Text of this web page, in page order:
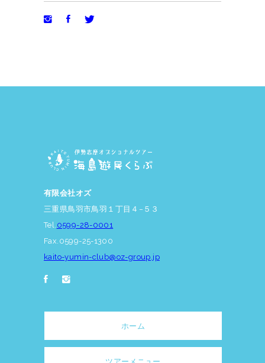
有限会社オズ
三重県鳥羽市鳥羽１丁目４−５３
Tel. 0599-28-0001
Fax.0599-25-1300
kaito-yumin-club@oz-group.jp
ホーム